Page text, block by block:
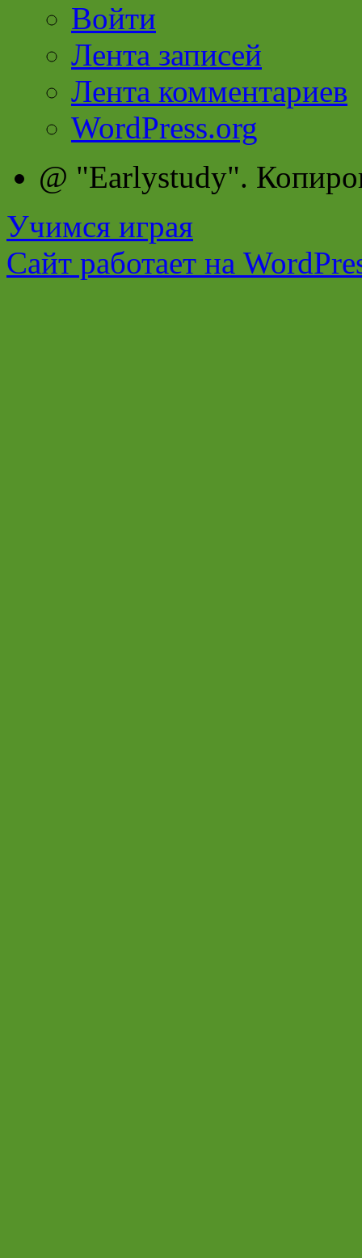
Войти
Лента записей
Лента комментариев
WordPress.org
@ "Earlystudy".
Учимся играя
Сайт работает на